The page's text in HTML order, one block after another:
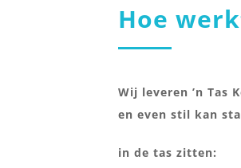
Hoe
Wij leveren ’n Tas
en even stil kan
in de tas zitten: